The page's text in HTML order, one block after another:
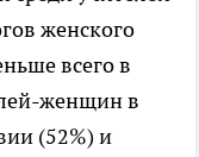
женского
всего в
женщин в
(52%) и